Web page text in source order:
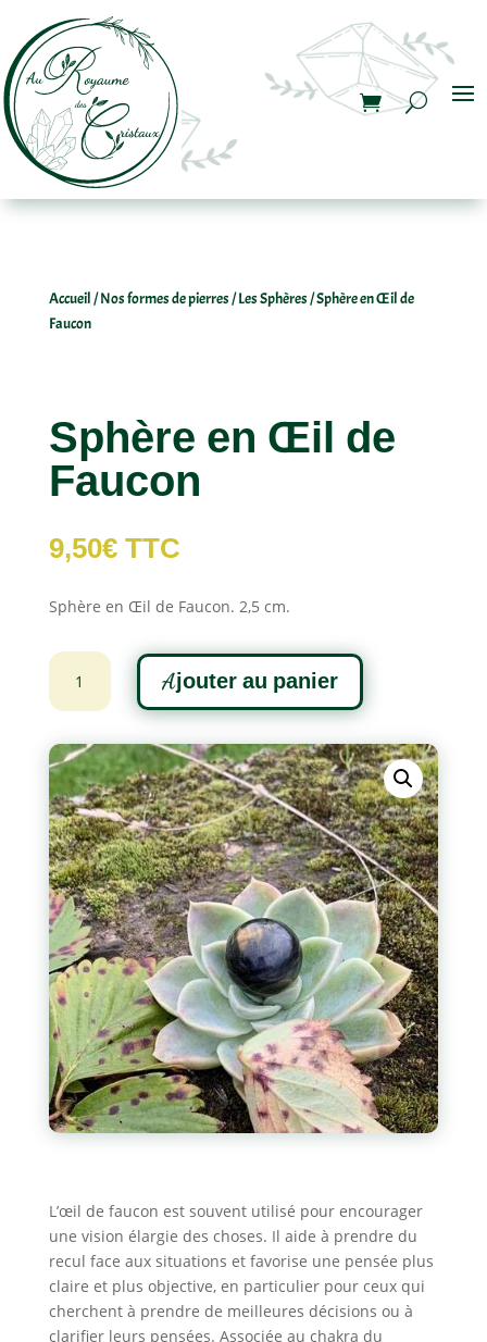
Accueil/Nos formes de pierres/Les Sphères/ Sphère en Œil de
Faucon
Sphère en Œil de
Faucon
9,50€ TTC
Sphère en Œil de Faucon. 2,5 cm.
quantité
Sphère
en
Œil
de
Faucon
Ajouter au panier
A
t
e
r
n
a
t
i
v
e
:
L’œil de faucon est souvent utilisé pour encourager
une vision élargie des choses. Il aide à prendre du
recul face aux situations et favorise une pensée plus
claire et plus objective, en particulier pour ceux qui
cherchent à prendre de meilleures décisions ou à
clarifier leurs pensées. Associée au chakra du